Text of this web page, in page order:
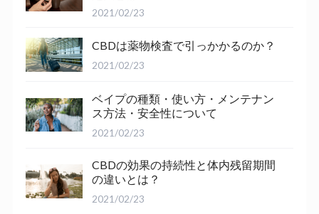
2021/02/23
CBDは薬物検査で引っかかるのか？
2021/02/23
ベイプの種類・使い方・メンテナン
ス方法・安全性について
2021/02/23
CBDの効果の持続性と体内残留期間
の違いとは？
2021/02/23